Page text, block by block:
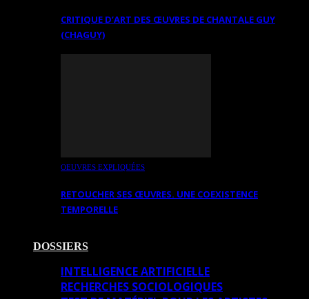
CRITIQUE D’ART DES ŒUVRES DE CHANTALE GUY
(CHAGUY)
OEUVRES EXPLIQUÉES
RETOUCHER SES ŒUVRES. UNE COEXISTENCE
TEMPORELLE
DOSSIERS
INTELLIGENCE ARTIFICIELLE
RECHERCHES SOCIOLOGIQUES